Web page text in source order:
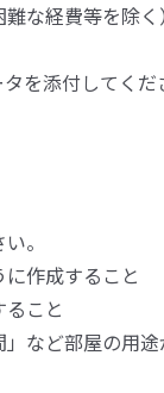
な経費等を除く）
を添付してくだ
。
作成すること
こと
など部屋の用